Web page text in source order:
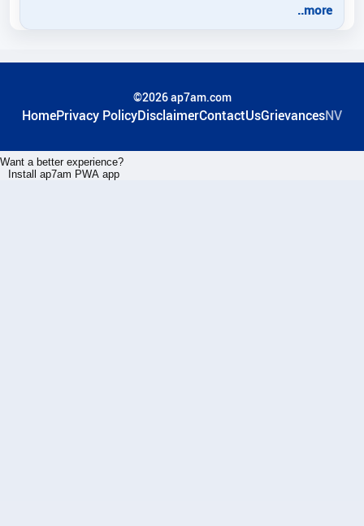
..more
©2026 ap7am.com
HomePrivacy PolicyDisclaimerContactUsGrievancesNV
Want a better experience?
Install ap7am PWA app